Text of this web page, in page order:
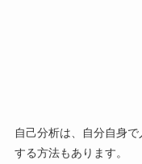
自己分析は、自分自身
する方法もあります。